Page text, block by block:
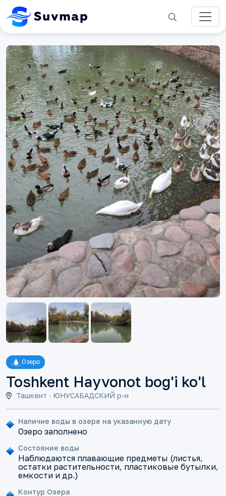
Озеро
Toshkent Hayvonot bog'i ko'l
Ташкент ЮНУСАБАДСКИЙ р-н
Наличие воды в озере на указанную дату
Озеро заполнено
Состояние воды
Наблюдаются плавающие предметы (листья,
остатки растительности, пластиковые бутылки,
емкости и др.)
Контур Озера